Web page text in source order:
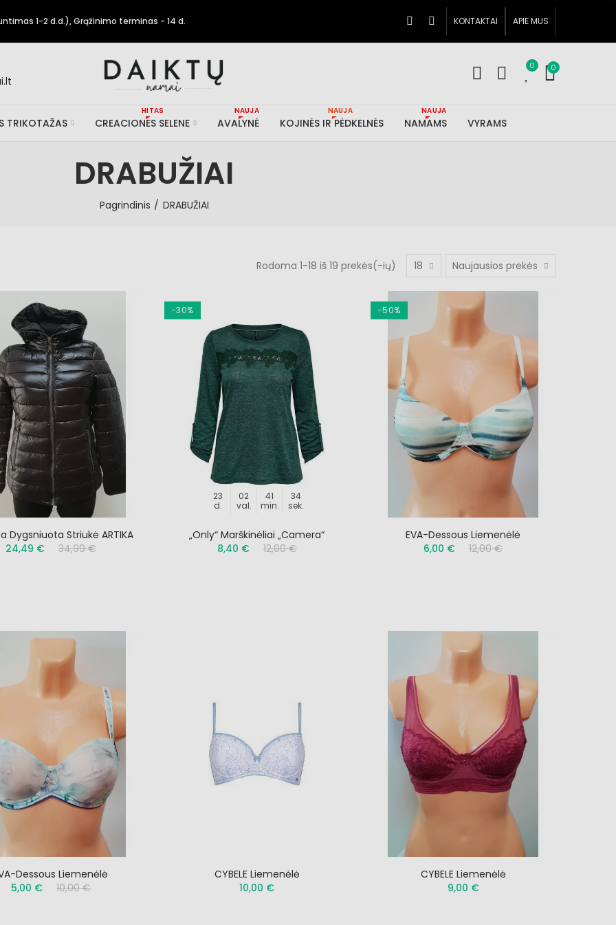
1-2 d.d.), Grąžinimo terminas - 14 d. KONTAKTAI APIE MUS
0 0
TRIKOTAŽAS CREACIONES SELENE
HITAS
AVALYNĖ
NAUJA
KOJINĖS IR PĖDKELNĖS
NAUJA
NAMAMS
NAUJA
VYRAMS
DRABUŽIAI
Pagrindinis DRABUŽIAI
Rodoma 1-18 iš 19 prekės(-ių) 18 Naujausios prekės
Dygsniuota Striukė ARTIKA
24,49 €
34,99 €
−30%
23
d.
02
val.
41
min.
33
sek.
„Only“ Marškinėliai „Camera“
8,40 €
12,00 €
−50%
EVA-Dessous Liemenėlė
6,00 €
12,00 €
Dessous Liemenėlė
5,00 €
10,00 €
CYBELE Liemenėlė
10,00 €
CYBELE Liemenėlė
9,00 €